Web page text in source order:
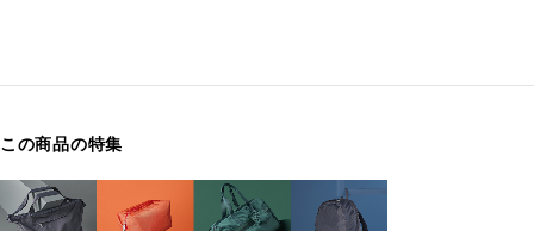
この商品の特集